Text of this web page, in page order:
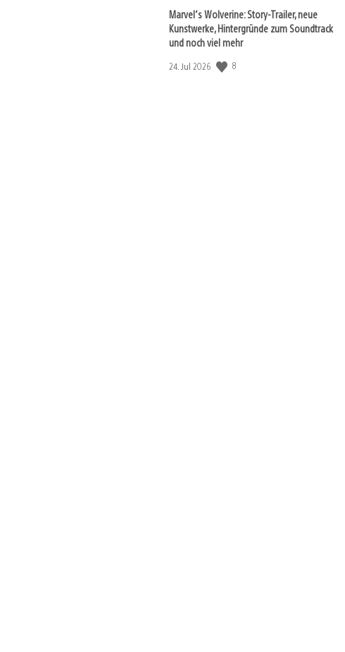
Marvel‘s Wolverine: Story-Trailer, neue
Kunstwerke, Hintergründe zum Soundtrack
und noch viel mehr
Veröffentlichungsdatum:
24. Jul 2026 8